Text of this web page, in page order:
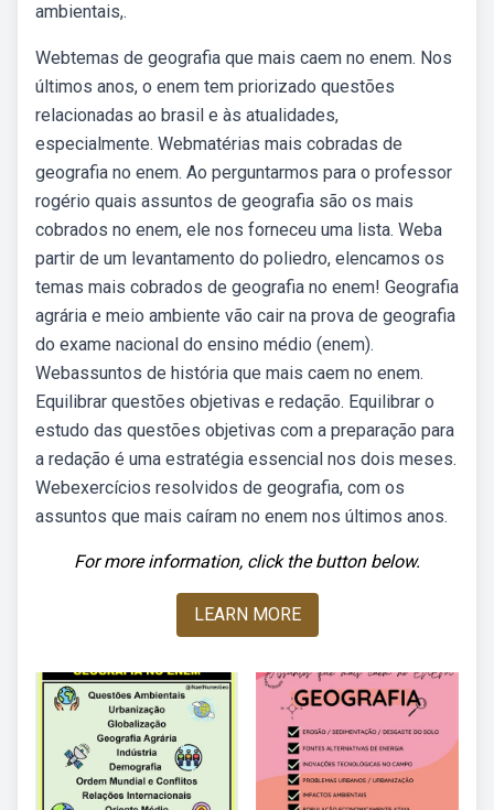
ambientais,.
Webtemas de geografia que mais caem no enem. Nos
últimos anos, o enem tem priorizado questões
relacionadas ao brasil e às atualidades,
especialmente. Webmatérias mais cobradas de
geografia no enem. Ao perguntarmos para o professor
rogério quais assuntos de geografia são os mais
cobrados no enem, ele nos forneceu uma lista. Weba
partir de um levantamento do poliedro, elencamos os
temas mais cobrados de geografia no enem! Geografia
agrária e meio ambiente vão cair na prova de geografia
do exame nacional do ensino médio (enem).
Webassuntos de história que mais caem no enem.
Equilibrar questões objetivas e redação. Equilibrar o
estudo das questões objetivas com a preparação para
a redação é uma estratégia essencial nos dois meses.
Webexercícios resolvidos de geografia, com os
assuntos que mais caíram no enem nos últimos anos.
For more information, click the button below.
LEARN MORE